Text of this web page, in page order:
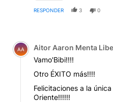
RESPONDER 3 0
Comentario de Aitor
AA Aitor Aaron Menta
Vamo'Bibi!!!!
Otro ÉXITO más!!!!
Felicitaciones a la
Oriente!!!!!!